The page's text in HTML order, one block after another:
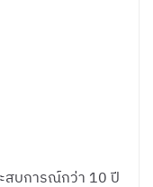
สบการณ์กว่า 10 ปี